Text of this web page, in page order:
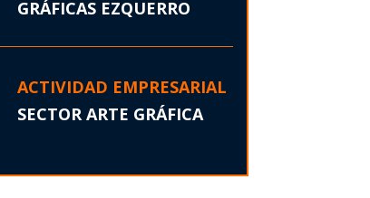
GRÁFICAS EZQUERRO
ACTIVIDAD EMPRESARIAL
SECTOR ARTE GRÁFICA